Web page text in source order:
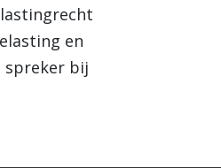
en
spreker bij